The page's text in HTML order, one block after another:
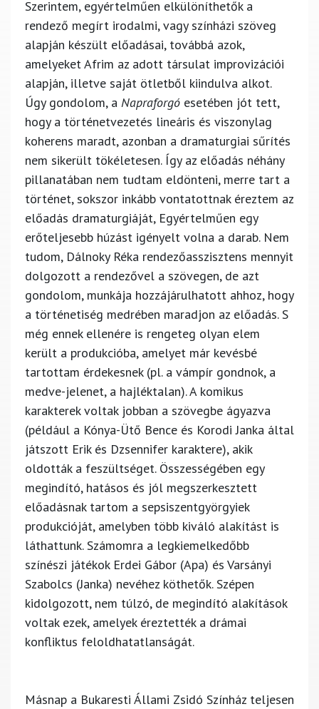
Szerintem, egyértelműen elkülöníthetők a
rendező megírt irodalmi, vagy színházi szöveg
alapján készült előadásai, továbbá azok,
amelyeket Afrim az adott társulat improvizációi
alapján, illetve saját ötletből kiindulva alkot.
Úgy gondolom, a Napraforgó esetében jót tett,
hogy a történetvezetés lineáris és viszonylag
koherens maradt, azonban a dramaturgiai sűrítés
nem sikerült tökéletesen. Így az előadás néhány
pillanatában nem tudtam eldönteni, merre tart a
történet, sokszor inkább vontatottnak éreztem az
előadás dramaturgiáját, Egyértelműen egy
erőteljesebb húzást igényelt volna a darab. Nem
tudom, Dálnoky Réka rendezőasszisztens mennyit
dolgozott a rendezővel a szövegen, de azt
gondolom, munkája hozzájárulhatott ahhoz, hogy
a történetiség medrében maradjon az előadás. S
még ennek ellenére is rengeteg olyan elem
került a produkcióba, amelyet már kevésbé
tartottam érdekesnek (pl. a vámpír gondnok, a
medve-jelenet, a hajléktalan). A komikus
karakterek voltak jobban a szövegbe ágyazva
(például a Kónya-Ütő Bence és Korodi Janka által
játszott Erik és Dzsennifer karaktere), akik
oldották a feszültséget. Összességében egy
megindító, hatásos és jól megszerkesztett
előadásnak tartom a sepsiszentgyörgyiek
produkcióját, amelyben több kiváló alakítást is
láthattunk. Számomra a legkiemelkedőbb
színészi játékok Erdei Gábor (Apa) és Varsányi
Szabolcs (Janka) nevéhez köthetők. Szépen
kidolgozott, nem túlzó, de megindító alakítások
voltak ezek, amelyek éreztették a drámai
konfliktus feloldhatatlanságát.
Másnap a Bukaresti Állami Zsidó Színház teljesen